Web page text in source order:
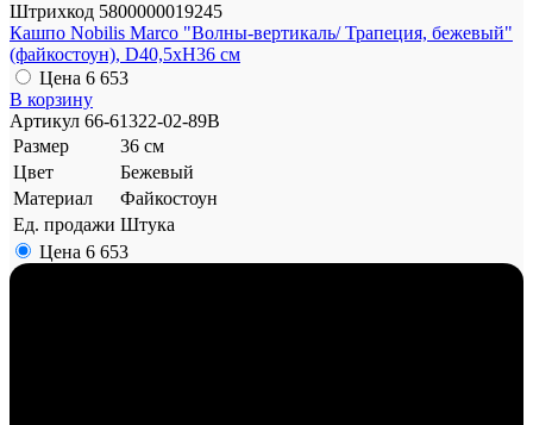
Штрихкод 5800000019245
Кашпо Nobilis Marco "Волны-вертикаль/ Трапеция, бежевый"
(файкостоун), D40,5xH36 см
Цена 6 653
В корзину
Артикул 66-61322-02-89B
Размер
36 см
Цвет
Бежевый
Материал
Файкостоун
Ед. продажи Штука
Цена 6 653